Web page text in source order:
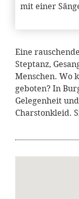
mit einer
Eine
Steptanz,
Menschen. Wo
geboten? In
Gelegenheit
Charstonkleid.